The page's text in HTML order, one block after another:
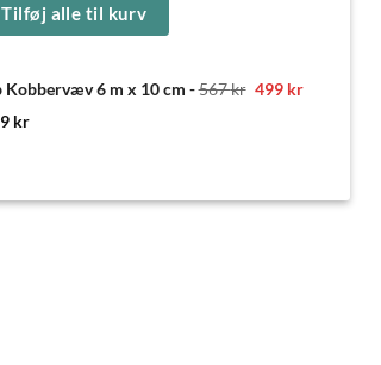
Tilføj alle til kurv
Kobbervæv 6 m x 10 cm -567kr Den
oprindelige
499 krDen
kr